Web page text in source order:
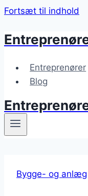
Fortsæt til indhold
Entreprenører
Blog
Bygge- og anlæg